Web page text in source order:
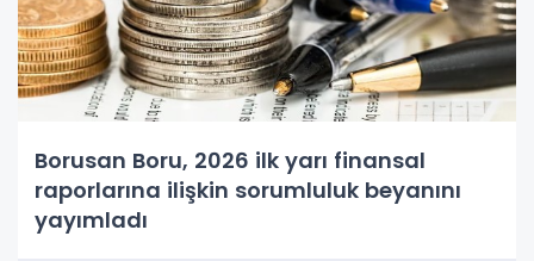
Borusan Boru, 2026 ilk yarı finansal
raporlarına ilişkin sorumluluk beyanını
yayımladı